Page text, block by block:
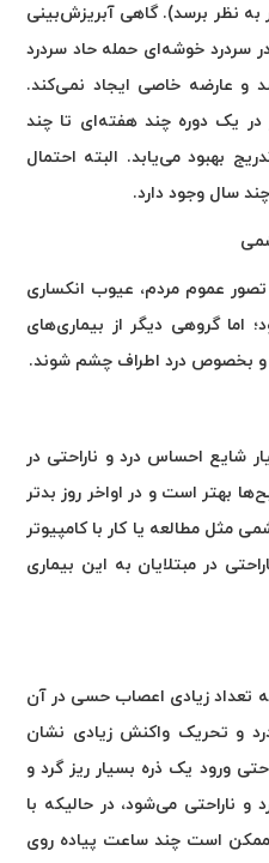
نظر برسد). گاهی آبریزش‌بینی
سردرد خوشه‌ای حمله حاد سردرد
عارضه خاصی ایجاد نمی‌کند.
در یک دوره چند هفته‌ای تا چند
بهبود می‌یابد. البته احتمال
سال وجود دارد.
عموم مردم، عیوب انکساری
اما گروهی دیگر از بیماری‌های
و بخصوص درد اطراف چشم شوند.
شایع احساس درد و ناراحتی در
بهتر است و در اواخر روز بدتر
مثل مطالعه یا کار با کامپیوتر
در مبتلایان به این بیماری
تعداد زیادی اعصاب حسی در آن
و تحریک واکنش زیادی نشان
ورود یک ذره بسیار ریز گرد و
ناراحتی می‌شود، در حالیکه با
است چند ساعت پیاده روی